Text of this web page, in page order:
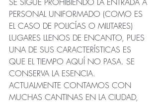
PERSONAL UNIFORMADO (COMO ES
EL CASO DE POLICÍAS O MILITARES)
LUGARES LLENOS DE ENCANTO, PUES
UNA DE SUS CARACTERÍSTICAS ES
QUE EL TIEMPO AQUÍ NO PASA. SE
CONSERVA LA ESENCIA.
ACTUALMENTE CONTAMOS CON
MUCHAS CANTINAS EN LA CIUDAD,